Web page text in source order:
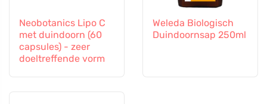
Neobotanics Lipo C
met duindoorn (60
capsules) - zeer
doeltreffende vorm
Weleda Biologisch
Duindoornsap 250ml